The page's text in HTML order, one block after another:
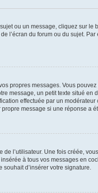
ou un message, cliquez sur le
l’écran du forum ou du sujet.
propres messages. Vous
message, un petit texte situé en
effectuée par un
message si une réponse a
l’utilisateur. Une fois créée,
à tous vos messages en
d’insérer votre signature.